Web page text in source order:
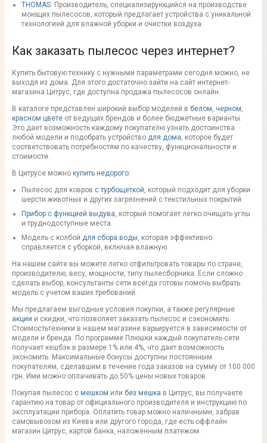
THOMAS. Производитель, специализирующийся на производстве
моющих пылесосов, который предлагает устройства с уникальной
технологией для влажной уборки и очистки воздуха.
Как заказать пылесос через интернет?
Купить бытовую технику с нужными параметрами сегодня можно, не
выходя из дома. Для этого достаточно зайти на сайт интернет-
магазина Цитрус, где доступна продажа пылесосов онлайн.
В каталоге представлен широкий выбор моделей в белом, черном,
красном цвете от ведущих брендов и более бюджетные варианты.
Это дает возможность каждому покупателю узнать достоинства
любой модели и подобрать устройство для дома, которое будет
соответствовать потребностям по качеству, функциональности и
стоимости.
В Цитрусе можно купить недорого:
Пылесос для ковров с турбощеткой, который подходит для уборки
шерсти животных и других загрязнений с текстильных покрытий.
Прибор с функцией выдува, который помогает легко очищать углы
и труднодоступные места.
Модель с колбой для сбора воды, которая эффективно
справляется с уборкой, включая влажную.
На нашем сайте вы можете легко отфильтровать товары по стране,
производителю, весу, мощности, типу пылесборника. Если сложно
сделать выбор, консультанты сети всегда готовы помочь выбрать
модель с учетом ваших требований.
Мы предлагаем выгодные условия покупки, а также регулярные
акции и скидки, что позволяет заказать пылесос и сэкономить.
Стоимостьтехники в нашем магазине варьируется в зависимости от
модели и бренда. По программе Плюшки каждый покупатель сети
получает кешбэк в размере 1% или 4%, что дает возможность
экономить. Максимальные бонусы доступны постоянным
покупателям, сделавшим в течение года заказов на сумму от 100 000
грн. Ими можно оплачивать до 50% цены новых товаров.
Покупая пылесос с мешком или без мешка в Цитрус, вы получаете
гарантию на товар от официального производителя и инструкцию по
эксплуатации прибора. Оплатить товар можно наличными, забрав
самовывозом из Киева или другого города, где есть оффлайн
магазин Цитрус, картой банка, наложенным платежом.